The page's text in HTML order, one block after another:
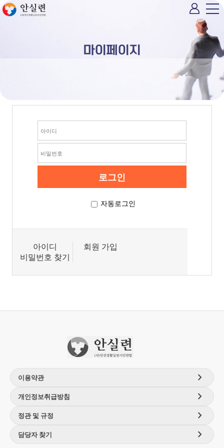
마이페이지
자동로그인
아이디
비밀번호 찾기
회원 가입
이용약관 chevron_right
개인정보취급방침 chevron_right
정관 및 규정 chevron_right
담당자 찾기 chevron_right